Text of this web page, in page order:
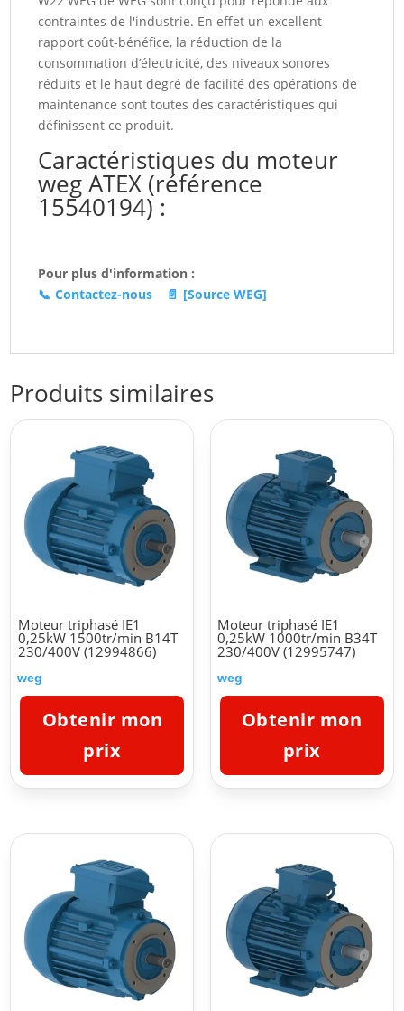
W22Xdb
(15540194)
contraintes de l'industrie. En effet un excellent
rapport coût-bénéfice, la réduction de la
consommation d’électricité, des niveaux sonores
réduits et le haut degré de facilité des opérations de
maintenance sont toutes des caractéristiques qui
définissent ce produit.
Caractéristiques du moteur
weg ATEX (référence
15540194) :
Pour plus d'information :
📞 Contactez-nous 📄 [Source WEG]
Produits similaires
Moteur triphasé IE1
0,25kW 1500tr/min B14T
230/400V (12994866)
weg
Obtenir mon
prix
Moteur triphasé IE1
0,25kW 1000tr/min B34T
230/400V (12995747)
weg
Obtenir mon
prix